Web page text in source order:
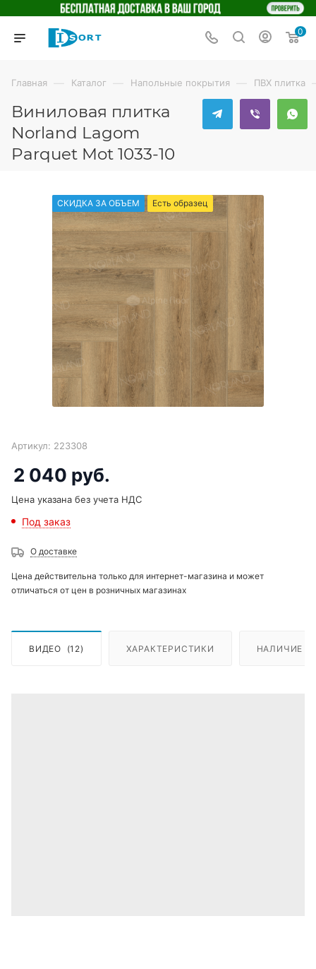
0
Главная — Каталог — Напольные покрытия — ПВХ плитка
Виниловая плитка
Norland Lagom
Parquet Mot 1033-10
СКИДКА ЗА ОБЪЕМ Есть образец
Артикул: 223308
2 040 руб.
Цена указана без учета НДС
Под заказ
О доставке
Цена действительна только для интернет-магазина и может
отличаться от цен в розничных магазинах
ВИДЕО (12) ХАРАКТЕРИСТИКИ НАЛИЧИЕ